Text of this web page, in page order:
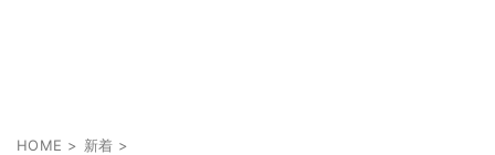
HOME > 新着 >